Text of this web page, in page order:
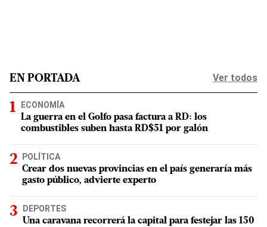
EN PORTADA Ver todos
ECONOMÍA
La guerra en el Golfo pasa factura a RD: los
combustibles suben hasta RD$51 por galón
POLÍTICA
Crear dos nuevas provincias en el país generaría más
gasto público, advierte experto
DEPORTES
Una caravana recorrerá la capital para festejar las 150